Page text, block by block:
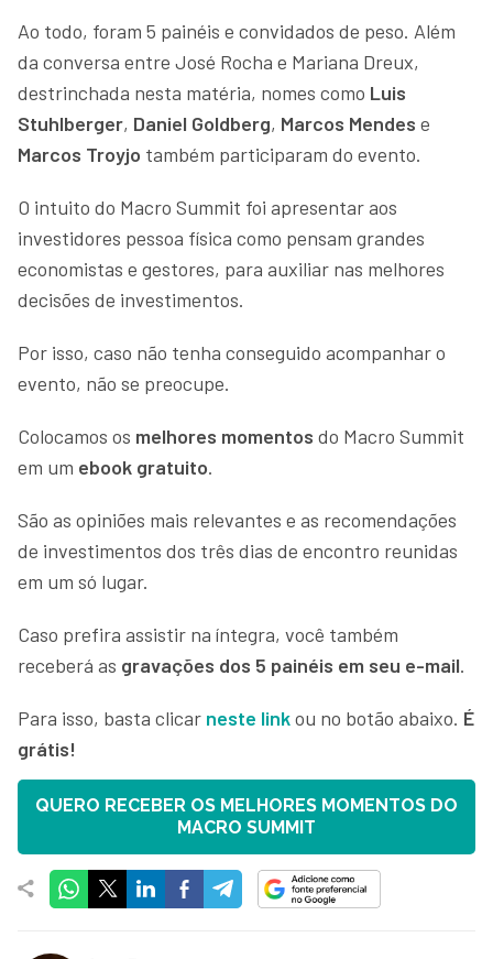
Ao todo, foram 5 painéis e convidados de peso. Além
da conversa entre José Rocha e Mariana Dreux,
destrinchada nesta matéria, nomes como Luis
Stuhlberger, Daniel Goldberg, Marcos Mendes e
Marcos Troyjo também participaram do evento.
O intuito do Macro Summit foi apresentar aos
investidores pessoa física como pensam grandes
economistas e gestores, para auxiliar nas melhores
decisões de investimentos.
Por isso, caso não tenha conseguido acompanhar o
evento, não se preocupe.
Colocamos os melhores momentos do Macro Summit
em um ebook gratuito.
São as opiniões mais relevantes e as recomendações
de investimentos dos três dias de encontro reunidas
em um só lugar.
Caso prefira assistir na íntegra, você também
receberá as gravações dos 5 painéis em seu e-mail.
Para isso, basta clicar neste linkou no botão abaixo. É
grátis!
QUERO RECEBER OS MELHORES MOMENTOS DO
MACRO SUMMIT